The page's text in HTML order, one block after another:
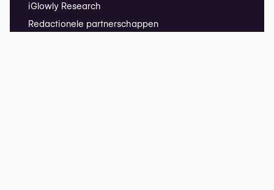
iGlowly Research
Redactionele partnerschappen